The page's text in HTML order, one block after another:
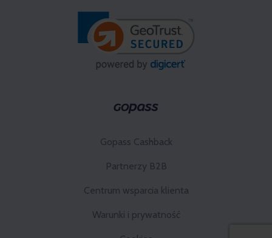
Gopass Cashback
Partnerzy B2B
Centrum wsparcia klienta
Warunki i prywatność